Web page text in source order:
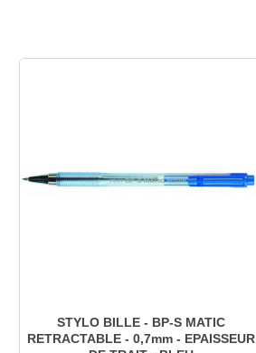
STYLO BILLE - BP-S MATIC
RETRACTABLE - 0,7mm - EPAISSEUR